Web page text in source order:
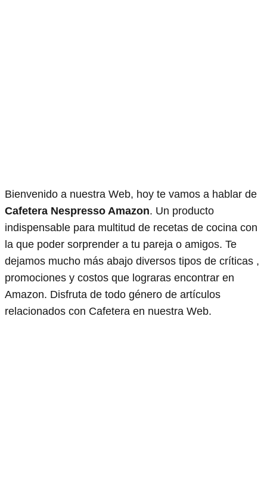
Bienvenido a nuestra Web, hoy te vamos a hablar de
Cafetera Nespresso Amazon. Un producto
indispensable para multitud de recetas de cocina con
la que poder sorprender a tu pareja o amigos. Te
dejamos mucho más abajo diversos tipos de críticas ,
promociones y costos que lograras encontrar en
Amazon. Disfruta de todo género de artículos
relacionados con Cafetera en nuestra Web.